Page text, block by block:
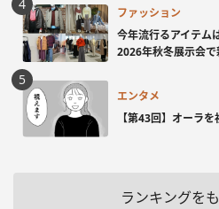
ファッション
今年流行るアイテ
2026年秋冬展示会で
エンタメ
【第43回】オーラ
ランキングを